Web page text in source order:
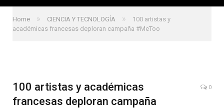
Home » CIENCIA Y TECNOLOGÍA »
100 artistas y
académicas francesas deploran campaña #MeToo
100 artistas y académicas
francesas deploran campaña
0